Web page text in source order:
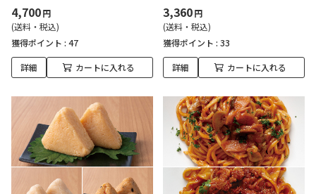
4,700円
(送料・税込)
獲得ポイント : 47
詳細 カートに入れる
3,360円
(送料・税込)
獲得ポイント : 33
詳細 カートに入れる